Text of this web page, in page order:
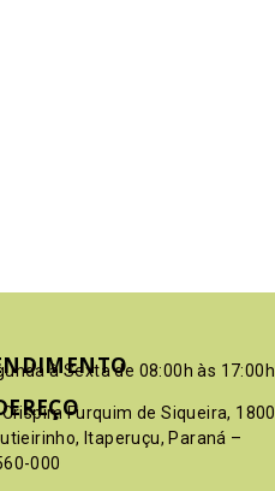
à Sexta de 08:00h às 17:00h
Crispim Furquim de Siqueira, 1800
Itaperuçu, Paraná –
000